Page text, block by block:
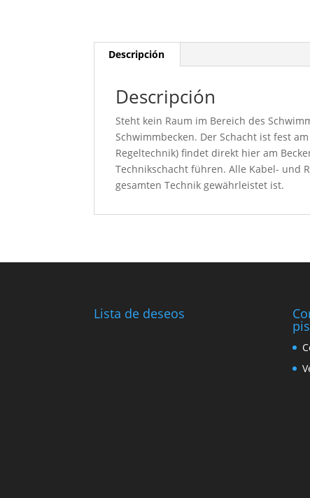
Descripción
Descripción
Steht kein Raum im Bereich des
Schwimmbecken. Der Schacht ist fest
Regeltechnik) findet direkt hier am
Technikschacht führen. Alle Kabel- und
gesamten Technik gewährleistet ist.
Lista de deseos